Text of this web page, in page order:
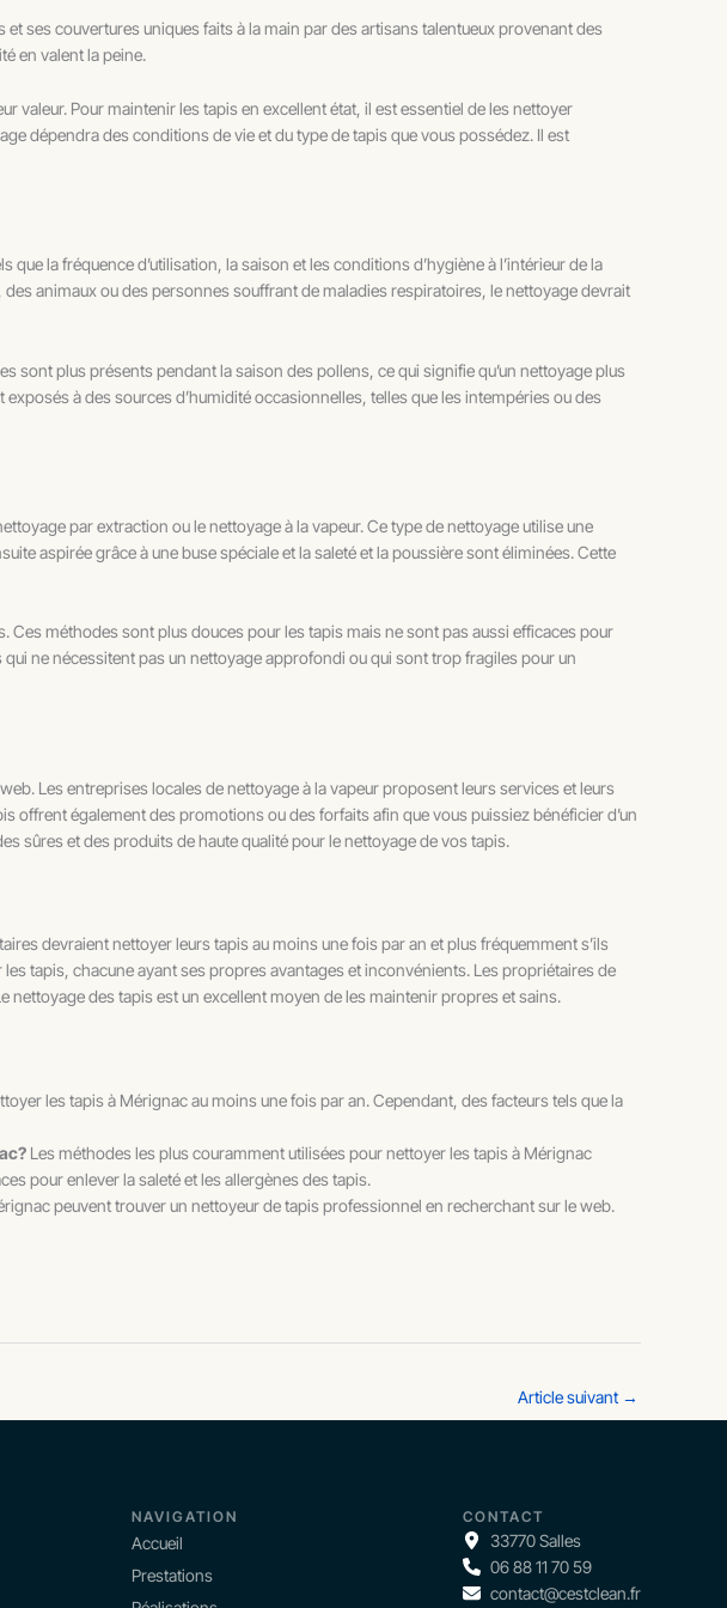
ses couvertures uniques faits à la main par des artisans talentueux provenant des
en valent la peine.
valeur. Pour maintenir les tapis en excellent état, il est essentiel de les nettoyer
dépendra des conditions de vie et du type de tapis que vous possédez. Il est
la fréquence d’utilisation, la saison et les conditions d’hygiène à l’intérieur de la
animaux ou des personnes souffrant de maladies respiratoires, le nettoyage devrait
sont plus présents pendant la saison des pollens, ce qui signifie qu’un nettoyage plus
à des sources d’humidité occasionnelles, telles que les intempéries ou des
par extraction ou le nettoyage à la vapeur. Ce type de nettoyage utilise une
aspirée grâce à une buse spéciale et la saleté et la poussière sont éliminées. Cette
Ces méthodes sont plus douces pour les tapis mais ne sont pas aussi efficaces pour
ne nécessitent pas un nettoyage approfondi ou qui sont trop fragiles pour un
Les entreprises locales de nettoyage à la vapeur proposent leurs services et leurs
également des promotions ou des forfaits afin que vous puissiez bénéficier d’un
sûres et des produits de haute qualité pour le nettoyage de vos tapis.
devraient nettoyer leurs tapis au moins une fois par an et plus fréquemment s’ils
tapis, chacune ayant ses propres avantages et inconvénients. Les propriétaires de
des tapis est un excellent moyen de les maintenir propres et sains.
les tapis à Mérignac au moins une fois par an. Cependant, des facteurs tels que la
Les méthodes les plus couramment utilisées pour nettoyer les tapis à Mérignac
pour enlever la saleté et les allergènes des tapis.
peuvent trouver un nettoyeur de tapis professionnel en recherchant sur le web.
Article suivant →
NAVIGATION
Accueil
Prestations
CONTACT
33770 Salles
06 88 11 70 59
contact@cestclean.fr